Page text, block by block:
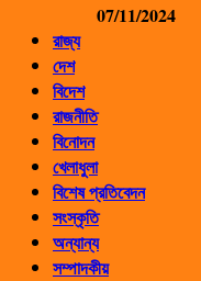
07/11/2024
রাজ্য
দেশ
বিদেশ
রাজনীতি
বিনোদন
খেলাধুলা
বিশেষ প্রতিবেদন
সংস্কৃতি
অন্যান্য
সম্পাদকীয়